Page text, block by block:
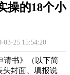
操的18个小
03-25 15:54:20
请书》（以下简
头封面、填报说